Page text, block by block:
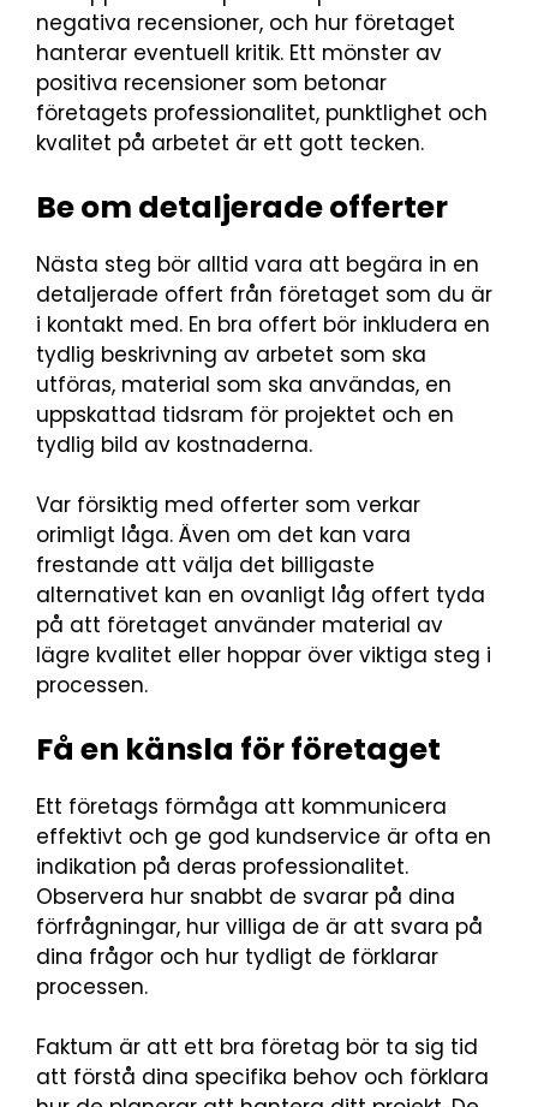
negativa recensioner, och hur företaget
hanterar eventuell kritik. Ett mönster av
positiva recensioner som betonar
företagets professionalitet, punktlighet och
kvalitet på arbetet är ett gott tecken.
Be om detaljerade offerter
Nästa steg bör alltid vara att begära in en
detaljerade offert från företaget som du är
i kontakt med. En bra offert bör inkludera en
tydlig beskrivning av arbetet som ska
utföras, material som ska användas, en
uppskattad tidsram för projektet och en
tydlig bild av kostnaderna.
Var försiktig med offerter som verkar
orimligt låga. Även om det kan vara
frestande att välja det billigaste
alternativet kan en ovanligt låg offert tyda
på att företaget använder material av
lägre kvalitet eller hoppar över viktiga steg i
processen.
Få en känsla för företaget
Ett företags förmåga att kommunicera
effektivt och ge god kundservice är ofta en
indikation på deras professionalitet.
Observera hur snabbt de svarar på dina
förfrågningar, hur villiga de är att svara på
dina frågor och hur tydligt de förklarar
processen.
Faktum är att ett bra företag bör ta sig tid
att förstå dina specifika behov och förklara